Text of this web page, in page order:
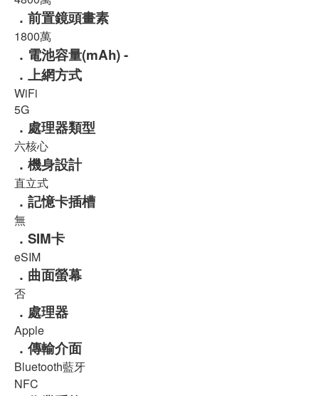
．前置鏡頭畫素
1800萬
．電池容量(mAh) -
．上網方式
WiFi
5G
．處理器類型
六核心
．機身設計
直立式
．記憶卡插槽
無
．SIM卡
eSIM
．曲面螢幕
否
．處理器
Apple
．傳輸介面
Bluetooth藍牙
NFC